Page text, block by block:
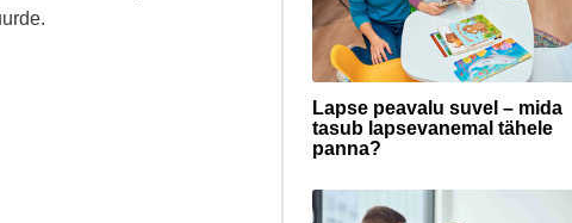
Lapse peavalu suvel – mida
tasub lapsevanemal tähele
panna?